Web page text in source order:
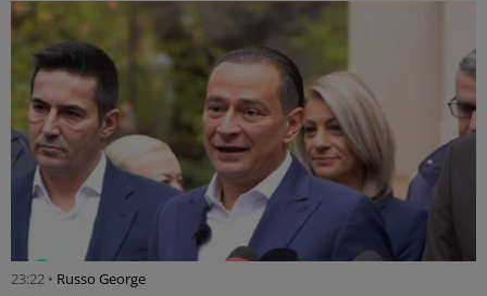
23:22 • Russo George